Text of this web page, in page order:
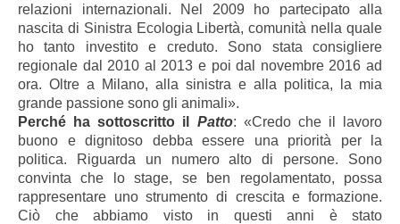
relazioni internazionali. Nel 2009 ho partecipato alla
nascita di Sinistra Ecologia Libertà, comunità nella quale
ho tanto investito e creduto. Sono stata consigliere
regionale dal 2010 al 2013 e poi dal novembre 2016 ad
ora. Oltre a Milano, alla sinistra e alla politica, la mia
grande passione sono gli animali».
Perché ha sottoscritto il Patto: «Credo che il lavoro
buono e dignitoso debba essere una priorità per la
politica. Riguarda un numero alto di persone. Sono
convinta che lo stage, se ben regolamentato, possa
rappresentare uno strumento di crescita e formazione.
Ciò che abbiamo visto in questi anni è stato